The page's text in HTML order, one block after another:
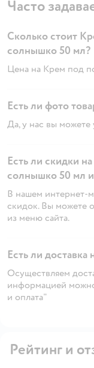
Часто
Сколько стоит
солнышко 50 мл?
Цена на Крем под
Есть ли фото
Да, у нас вы можете
Есть ли скидки
солнышко 50 мл и
В нашем интернет-
скидок. Вы можете
из меню сайта.
Есть ли доставка
Осуществляем
информацией
и оплата"
Рейтинг и